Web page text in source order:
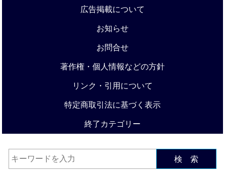
広告掲載について
お知らせ
お問合せ
著作権・個人情報などの方針
リンク・引用について
特定商取引法に基づく表示
終了カテゴリー
検 索